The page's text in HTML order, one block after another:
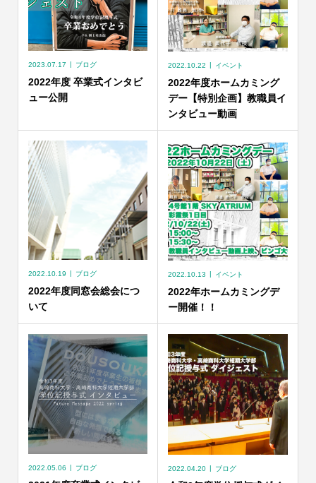
2023.07.17 ブログ
2022年度 卒業式インタビ
ュー公開
2022.10.22 イベント
2022年度ホームカミング
デー【特別企画】教職員イ
ンタビュー動画
2022.10.19 ブログ
2022年度同窓会総会につ
いて
2022.10.13 イベント
2022年ホームカミングデ
ー開催！！
2022.05.06 ブログ 2022.04.20 ブログ